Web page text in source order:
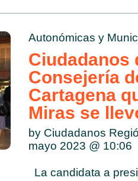
Autonómicas y
Ciudadanos
Consejería
Cartagena
Miras se
by Ciudadanos
mayo 2023 @ 10:06
La candidata a